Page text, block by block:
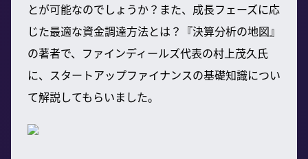
とが可能なのでしょうか？また、成長フェーズに応
じた最適な資金調達方法とは？『決算分析の地図』
の著者で、ファインディールズ代表の村上茂久氏
に、スタートアップファイナンスの基礎知識につい
て解説してもらいました。